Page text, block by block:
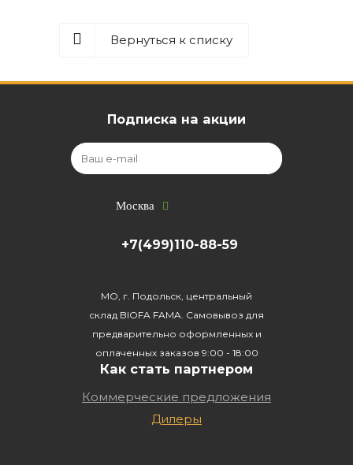
Вернуться к списку
Подписка на акции
Москва
+7(499)110-88-59
МО, г. Подольск, центральный
склад BIOFA FAMA. Самовывоз для
предварительно оформленных и
оплаченных заказов 9:00 - 18:00
Как стать партнером
Коммерческие предложения
Дилеры